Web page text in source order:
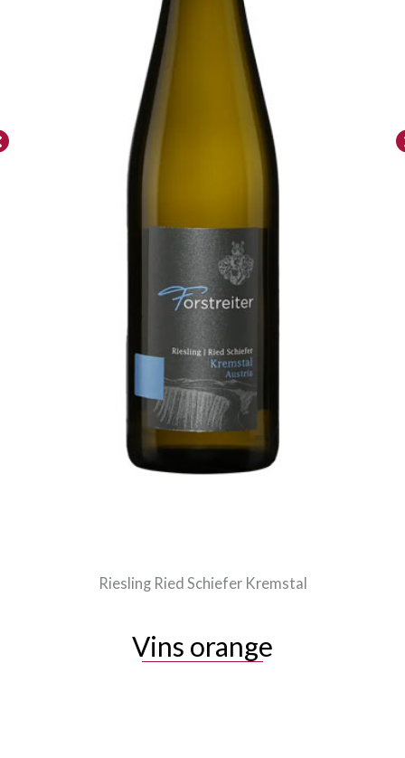
Riesling Ried Schiefer Kremstal
Vins orange